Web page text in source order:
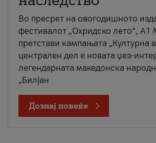
Во пресрет на овогодишното
фестивалот „Охридско лето“, А1
претстави кампањата „Културна
централен дел е новата џез-
легендарната македонска
„Билјан
Дознај повеќе